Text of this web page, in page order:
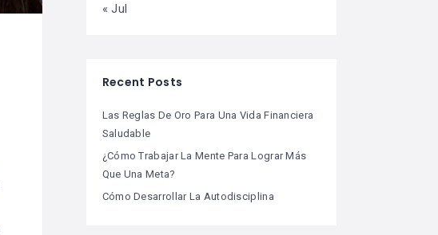
« Jul
Recent Posts
Las Reglas De Oro Para Una Vida Financiera
Saludable
¿Cómo Trabajar La Mente Para Lograr Más
Que Una Meta?
Cómo Desarrollar La Autodisciplina